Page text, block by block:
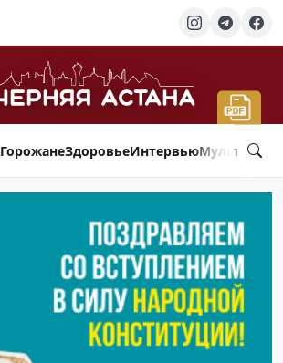
ГорожанеЗдоровьеИнтервью